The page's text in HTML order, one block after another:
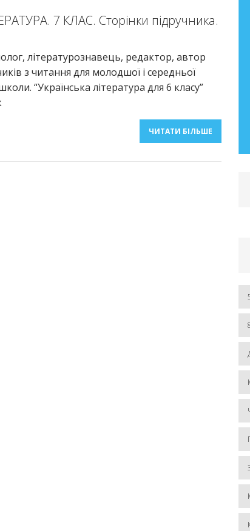
7 КЛАС. Сторінки підручника.
літературознавець, редактор, автор
з читання для молодшої і середньої
“Українська література для 6 класу”
ЧИТАТИ БІЛЬШЕ
праць Анатолія Фасолі
лабораторії літературної освіти
Інституту педагогіки НАПН України
Фасолі Анатолія Миколайовича (2000